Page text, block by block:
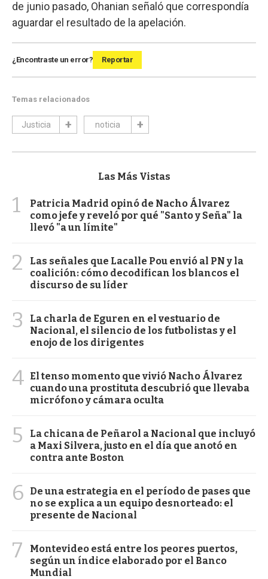
de junio pasado, Ohanian señaló que correspondía
aguardar el resultado de la apelación.
¿Encontraste un error? Reportar
Temas relacionados
Justicia noticia
Las Más Vistas
1
Patricia Madrid opinó de Nacho Álvarez
como jefe y reveló por qué "Santo y Seña" la
llevó "a un límite"
2
Las señales que Lacalle Pou envió al PN y la
coalición: cómo decodifican los blancos el
discurso de su líder
3
La charla de Eguren en el vestuario de
Nacional, el silencio de los futbolistas y el
enojo de los dirigentes
4 El tenso momento que vivió Nacho Álvarez
cuando una prostituta descubrió que llevaba
micrófono y cámara oculta
5
La chicana de Peñarol a Nacional que incluyó
a Maxi Silvera, justo en el día que anotó en
contra ante Boston
6
De una estrategia en el período de pases que
no se explica a un equipo desnorteado: el
presente de Nacional
7
Montevideo está entre los peores puertos,
según un índice elaborado por el Banco
Mundial